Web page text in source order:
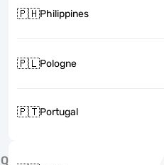
🇵🇭Philippines
🇵🇱Pologne
🇵🇹Portugal
Q